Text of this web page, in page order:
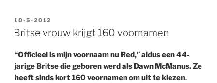
GEPLAATST
OP
10-5-2012
Britse vrouw krijgt 160 voornamen
“Officieel is mijn voornaam nu Red,” aldus een 44-
jarige Britse die geboren werd als Dawn McManus. Ze
heeft sinds kort 160 voornamen om uit te kiezen.